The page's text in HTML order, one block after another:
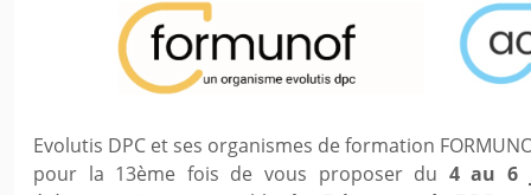
Evolutis DPC et ses organismes de formation
pour la 13ème fois de vous proposer du 4 au 6